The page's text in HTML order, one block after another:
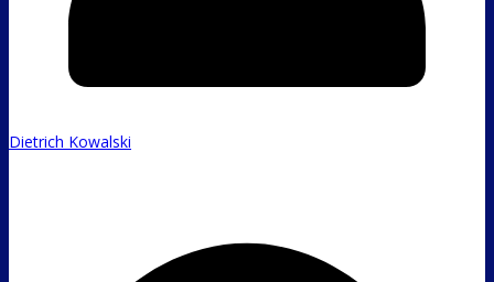
Dietrich Kowalski